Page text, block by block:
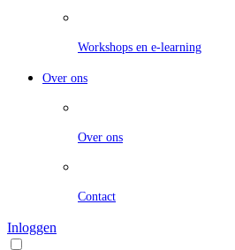
Workshops en e-learning
Over ons
Over ons
Contact
Inloggen